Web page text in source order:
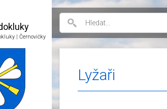
| Černovičky
Lyžaři